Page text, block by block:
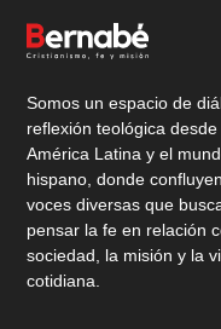
Somos un espacio de
reflexión teológica desde
América Latina y el
hispano, donde confluyen
voces diversas que
pensar la fe en relación
sociedad, la misión y la
cotidiana.